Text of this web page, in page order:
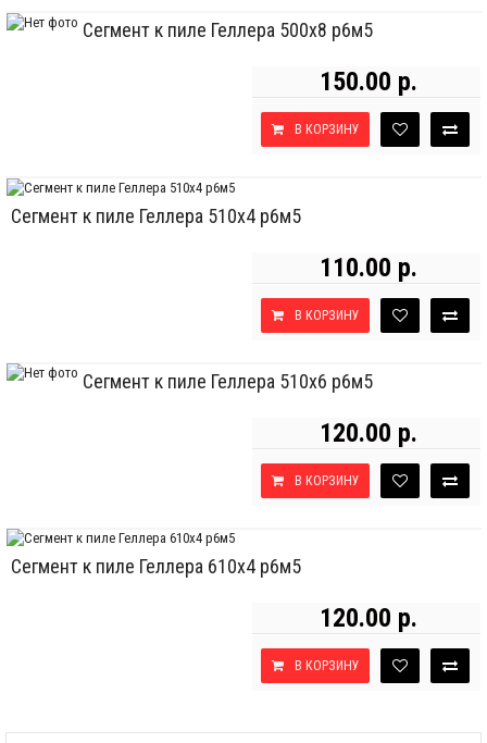
Сегмент к пиле Геллера 500х8 р6м5
150.00 р.
В КОРЗИНУ
Сегмент к пиле Геллера 510х4 р6м5
110.00 р.
В КОРЗИНУ
Сегмент к пиле Геллера 510х6 р6м5
120.00 р.
В КОРЗИНУ
Сегмент к пиле Геллера 610х4 р6м5
120.00 р.
В КОРЗИНУ